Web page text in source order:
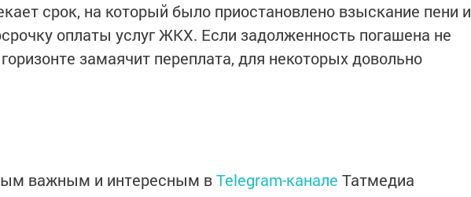
срок, на который было приостановлено взыскание пени и
оплаты услуг ЖКХ. Если задолженность погашена не
замаячит переплата, для некоторых довольно
важным и интересным вTelegram-канале Татмедиа